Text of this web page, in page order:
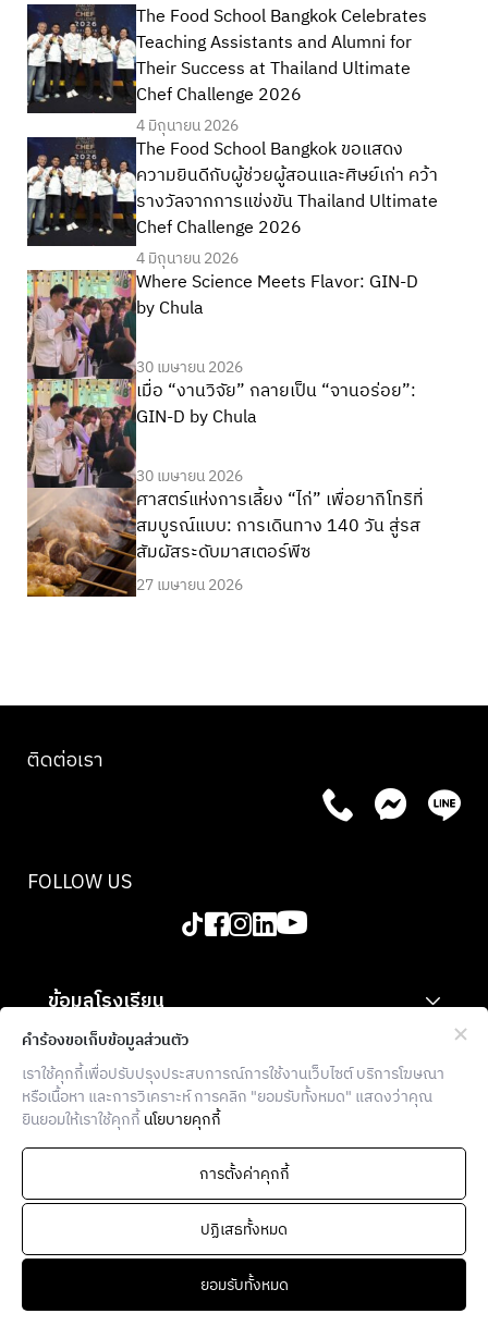
The Food School Bangkok Celebrates
Teaching Assistants and Alumni for
Their Success at Thailand Ultimate
Chef Challenge 2026
4 มิถุนายน 2026
The Food School Bangkok ขอแสดง
ความยินดีกับผู้ช่วยผู้สอนและศิษย์เก่า คว้า
รางวัลจากการแข่งขัน Thailand Ultimate
Chef Challenge 2026
4 มิถุนายน 2026
Where Science Meets Flavor: GIN-D
by Chula
30 เมษายน 2026
เมื่อ “งานวิจัย” กลายเป็น “จานอร่อย”:
GIN-D by Chula
30 เมษายน 2026
ศาสตร์แห่งการเลี้ยง “ไก่” เพื่อยากิโทริที่
สมบูรณ์แบบ: การเดินทาง 140 วัน สู่รส
สัมผัสระดับมาสเตอร์พีซ
27 เมษายน 2026
THE FOOD SCHOOL BANGKOK
936 โครงการบล็อก 28 ตึก E ซอยจุฬา 7
แขวงวังใหม่ เขตปทุมวัน กรุงเทพฯ
ข้อมูลโรงเรียน
สำหรับองค์กร
ข้อมูลเพิ่มเติม
ติดต่อเรา
FOLLOW US
Copyright © 2026 The Food School Bangkok.
คำร้องขอเก็บข้อมูลส่วนตัว
เราใช้คุกกี้เพื่อปรับปรุงประสบการณ์การใช้งานเว็บไซต์ บริการโฆษณา
หรือเนื้อหา และการวิเคราะห์ การคลิก "ยอมรับทั้งหมด" แสดงว่าคุณ
ยินยอมให้เราใช้คุกกี้นโยบายคุกกี้
การตั้งค่าคุกกี้
ปฏิเสธทั้งหมด
ยอมรับทั้งหมด